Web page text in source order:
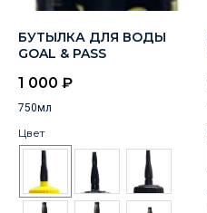
БУТЫЛКА ДЛЯ ВОДЫ
GOAL & PASS
1 000 ₽
750мл
Цвет